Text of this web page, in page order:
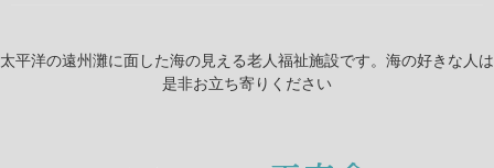
太平洋の遠州灘に面した海の見える老人福祉施設です。海の好きな人は
是非お立ち寄りください